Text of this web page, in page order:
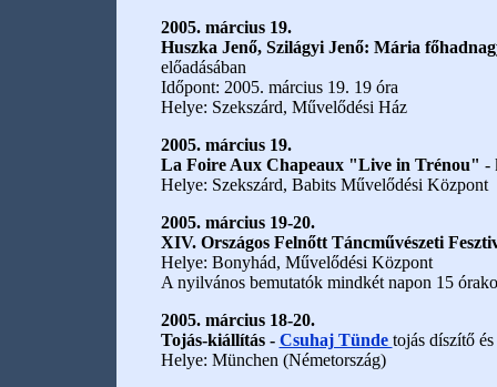
2005. március 19.
Huszka Jenő, Szilágyi Jenő: Mária
előadásában
Időpont: 2005. március 19. 19 óra
Helye: Szekszárd, Művelődési Ház
2005. március 19.
La Foire Aux Chapeaux "Live in Trénou" -
Helye: Szekszárd, Babits Művelődési Központ
2005. március 19-20.
XIV. Országos Felnőtt Táncművészeti
Helye: Bonyhád, Művelődési Központ
A nyilvános bemutatók mindkét napon 15
2005. március 18-20.
Tojás-kiállítás - Csuhaj Tünde tojás díszítő és
Helye: München (Németország)